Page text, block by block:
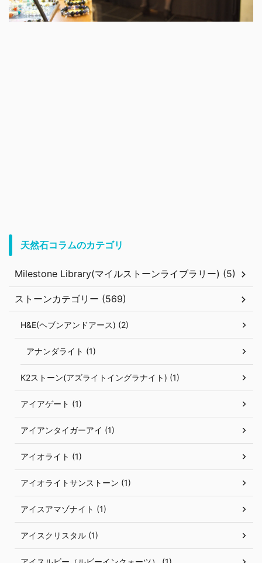
天然石コラムのカテゴリ
Milestone Library(マイルストーンライブラリー) (5)
ストーンカテゴリー (569)
H&E(ヘブンアンドアース) (2)
アナンダライト (1)
K2ストーン(アズライトイングラナイト) (1)
アイアゲート (1)
アイアンタイガーアイ (1)
アイオライト (1)
アイオライトサンストーン (1)
アイスアマゾナイト (1)
アイスクリスタル (1)